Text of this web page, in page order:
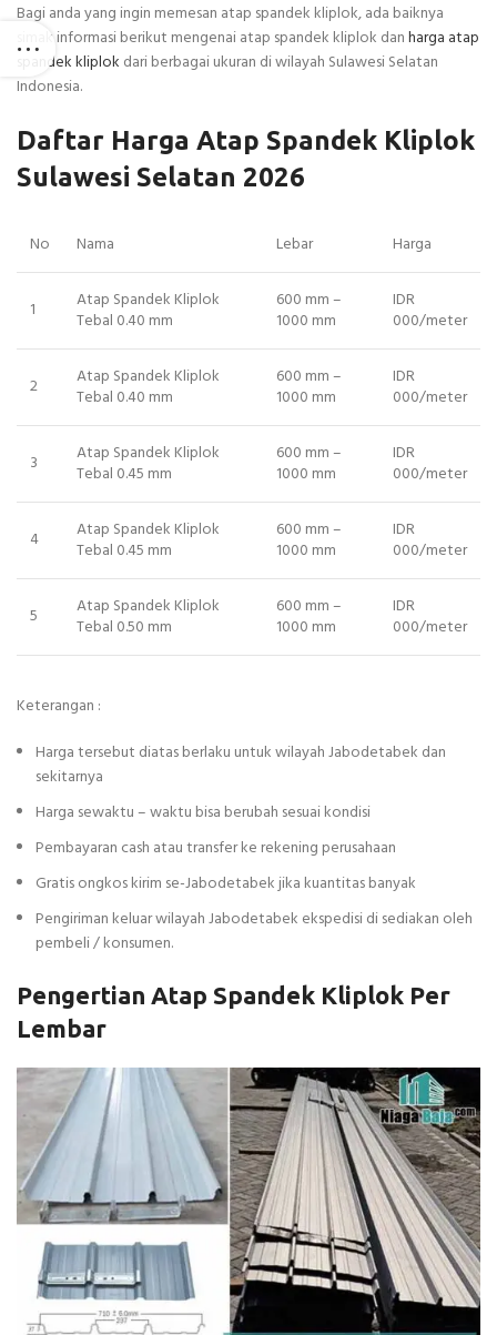
Bagi anda yang ingin memesan atap spandek kliplok, ada baiknya
simak informasi berikut mengenai atap spandek kliplok danharga atap
spandek kliplok dari berbagai ukuran di wilayah Sulawesi Selatan
Indonesia.
Daftar Harga Atap Spandek Kliplok
Sulawesi Selatan 2026
No Nama Lebar Harga
1
Atap Spandek Kliplok
Tebal 0.40 mm
600 mm –
1000 mm
IDR
000/meter
2
Atap Spandek Kliplok
Tebal 0.40 mm
600 mm –
1000 mm
IDR
000/meter
3
Atap Spandek Kliplok
Tebal 0.45 mm
600 mm –
1000 mm
IDR
000/meter
4
Atap Spandek Kliplok
Tebal 0.45 mm
600 mm –
1000 mm
IDR
000/meter
5
Atap Spandek Kliplok
Tebal 0.50 mm
600 mm –
1000 mm
IDR
000/meter
Keterangan :
Harga tersebut diatas berlaku untuk wilayah Jabodetabek dan
sekitarnya
Harga sewaktu – waktu bisa berubah sesuai kondisi
Pembayaran cash atau transfer ke rekening perusahaan
Gratis ongkos kirim se-Jabodetabek jika kuantitas banyak
Pengiriman keluar wilayah Jabodetabek ekspedisi di sediakan oleh
pembeli / konsumen.
Pengertian Atap Spandek Kliplok Per
Lembar